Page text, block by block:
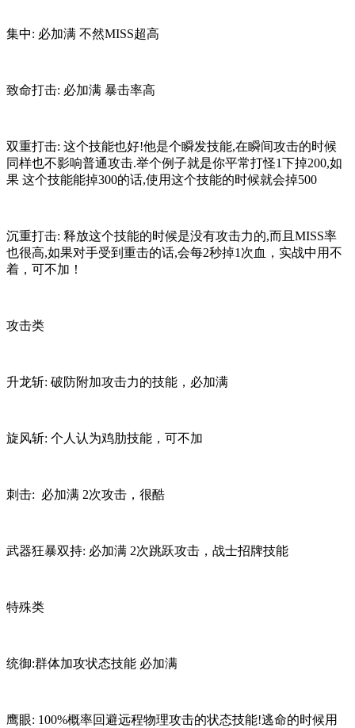
集中: 必加满 不然MISS超高
致命打击: 必加满 暴击率高
双重打击: 这个技能也好!他是个瞬发技能,在瞬间攻击的时候
同样也不影响普通攻击.举个例子就是你平常打怪1下掉200,如
果 这个技能能掉300的话,使用这个技能的时候就会掉500
沉重打击: 释放这个技能的时候是没有攻击力的,而且MISS率
也很高,如果对手受到重击的话,会每2秒掉1次血，实战中用不
着，可不加！
攻击类
升龙斩: 破防附加攻击力的技能，必加满
旋风斩: 个人认为鸡肋技能，可不加
刺击: 必加满 2次攻击，很酷
武器狂暴双持: 必加满 2次跳跃攻击，战士招牌技能
特殊类
统御:群体加攻状态技能 必加满
鹰眼: 100%概率回避远程物理攻击的状态技能!逃命的时候用